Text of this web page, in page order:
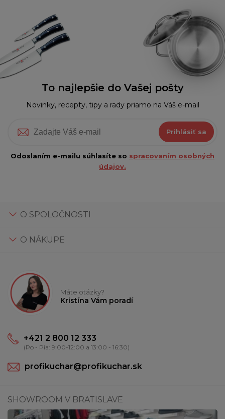
To najlepšie do Vašej pošty
Novinky, recepty, tipy a rady priamo na Váš e-mail
Prihlásiť sa
Odoslaním e-mailu súhlasíte so spracovaním osobných
údajov.
O SPOLOČNOSTI
O NÁKUPE
Máte otázky?
Kristína Vám poradí
+421 2 800 12 333
(Po - Pia: 9:00-12:00 a 13:00 - 16:30)
profikuchar@profikuchar.sk
SHOWROOM V BRATISLAVE